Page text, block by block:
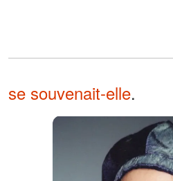
se souvenait-elle.